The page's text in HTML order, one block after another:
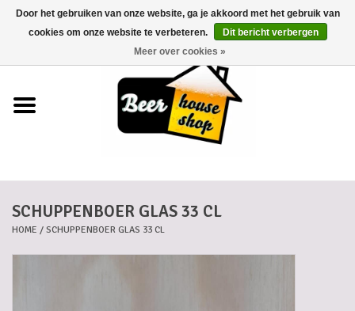
0 Artikelen - €0,00
Biermanden
Blikken
SCHUPPENBOER GLAS 33 CL
HOME / SCHUPPENBOER GLAS 33 CL
Door het gebruiken van onze website, ga je akkoord met het gebruik van
cookies om onze website te verbeteren.
Dit bericht verbergen
Meer over cookies »